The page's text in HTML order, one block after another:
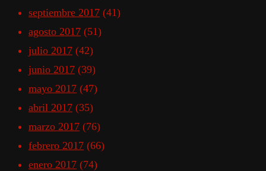
septiembre 2017 (41)
agosto 2017 (51)
julio 2017 (42)
junio 2017 (39)
mayo 2017 (47)
abril 2017 (35)
marzo 2017 (76)
febrero 2017 (66)
enero 2017 (74)